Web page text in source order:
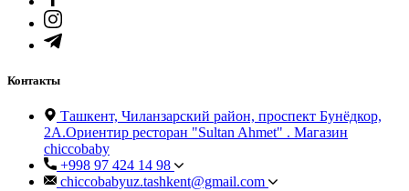
Контакты
Ташкент, Чиланзарский район, проспект Бунёдкор,
2А.Ориентир ресторан "Sultan Ahmet" . Магазин
chiccobaby
+998 97 424 14 98
chiccobabyuz.tashkent@gmail.com